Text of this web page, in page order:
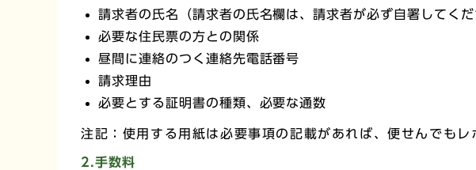
請求者の氏名（請求者の氏名欄は、請求者が必ず自署してくだ
必要な住民票の方との関係
昼間に連絡のつく連絡先電話番号
請求理由
必要とする証明書の種類、必要な通数
注記：使用する用紙は必要事項の記載があれば、便せんでもレ
2.手数料